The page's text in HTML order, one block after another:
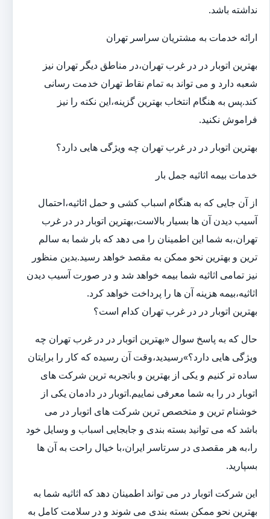
نداشته باشد.
ارائه خدمات به مشتریان سراسر تهران
بهترین اتوبار در در غرب تهران،در مناطق دیگر تهران نیز
شعبه دارد و می تواند به تمام نقاط تهران خدمت رسانی
کند.پس به هنگام انتخاب بهترین گزینه،این نکته را نیز
فراموش نکنید.
بهترین اتوبار در در غرب تهران چه ویژگی هایی دارد؟
خدمات بیمه اثاثیه جمل بار
از آن جایی که به هنگام اسباب کشی و حمل اثاثیه،احتمال
آسیب دیدن آن ها بسیار بالاست،بهترین اتوبار در در غرب
تهران،به شما این اطمینان را می دهد که بار شما به سالم
ترین و بهترین نحو ممکن به مقصد خواهد رسید.بدین منظور
نیز تمامی اثاثیه شما بیمه خواهد شد و در صورت آسیب دیدن
اثاثیه،بیمه هزینه آن ها را پرداخت خواهد کرد.
بهترین اتوبار در در غرب تهران کدام است؟
حال که به پاسخ سوال «بهترین اتوبار در در غرب تهران چه
ویژگی هایی دارد؟»رسیدید،وقت آن رسیده که کار را برایتان
ساده تر کنیم و یکی از بهترین و باتجربه ترین شرکت های
اتوبار در را به شما معرفی نماییم.اتوبار در دادمان یکی از
خوشنام ترین و متخصص ترین شرکت های اتوبار در می
باشد که می توانید بسته بندی و جابجایی اسباب و وسایل خود
را،به هر مقصدی در سرتاسر ایران،با خیال راحت به آن ها
بسپارید.
این شرکت اتوبار در می تواند اطمینان دهد که اثاثیه شما به
بهترین نحو ممکن بسته بندی می شوند و در سلامت کامل به